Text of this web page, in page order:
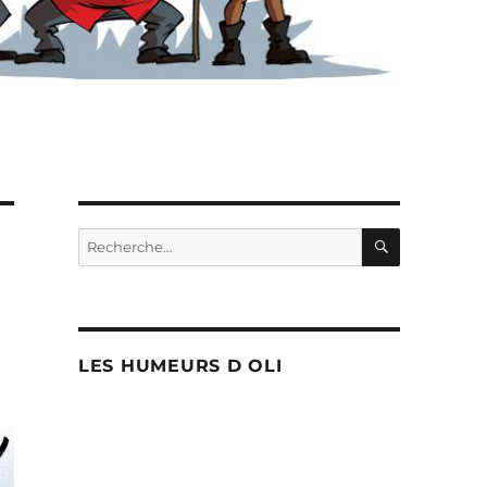
Recherche
pour :
LES HUMEURS D OLI